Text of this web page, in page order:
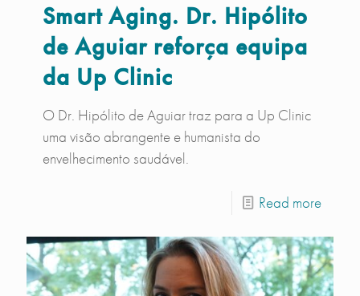
Smart Aging. Dr. Hipólito
de Aguiar reforça equipa
da Up Clinic
O Dr. Hipólito de Aguiar traz para a Up Clinic
uma visão abrangente e humanista do
envelhecimento saudável.
Read more